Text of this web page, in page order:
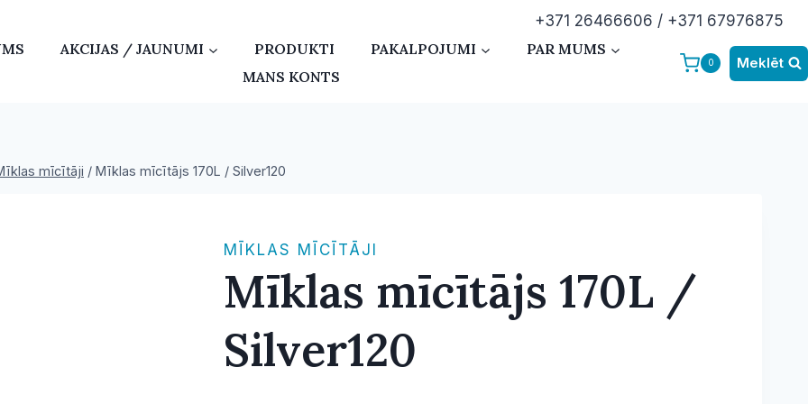
+371 26466606 / +371 67976875
AKCIJAS / JAUNUMI PRODUKTI PAKALPOJUMI
PAR MUMS
MANS KONTS
0 Meklēt
mīcītāji / Mīklas mīcītājs 170L / Silver120
MĪKLAS MĪCĪTĀJI
Mīklas mīcītājs 170L /
Silver120